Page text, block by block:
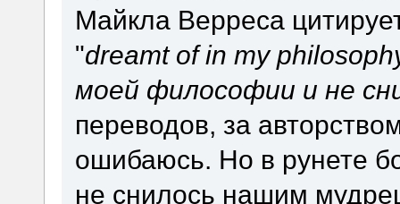
Майкла Верреса
"dreamt of in my
моей философии и не
переводов, за
ошибаюсь. Но в рунете
не снилось нашим